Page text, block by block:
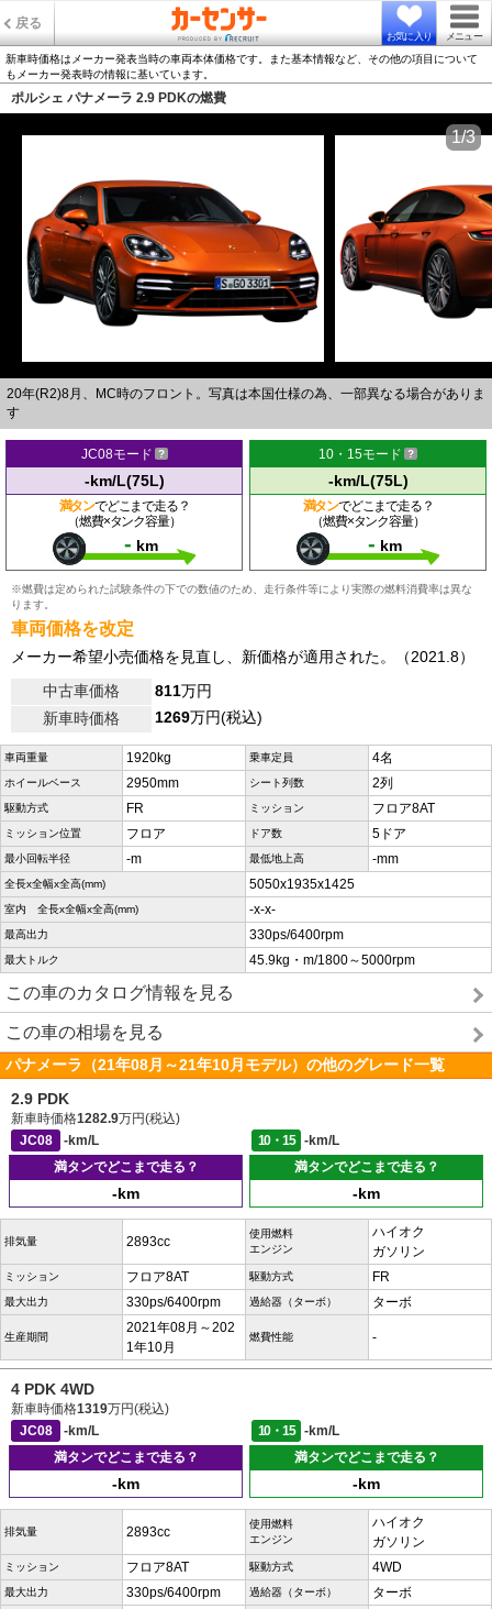
戻る
お気に入り メニュー
新車時価格はメーカー発表当時の車両本体価格です。また基本情報など、その他の項目について
もメーカー発表時の情報に基いています。
ポルシェ パナメーラ 2.9 PDKの燃費
20年(R2)8月、MC時のフロント。写真は本国仕様の為、一部異なる場合がありま
す
1/3
JC08モード
-km/L(75L)
満タンでどこまで走る？
（燃費×タンク容量）
- km
10・15モード
-km/L(75L)
満タンでどこまで走る？
（燃費×タンク容量）
- km
※燃費は定められた試験条件の下での数値のため、走行条件等により実際の燃料消費率は異な
ります。
車両価格を改定
メーカー希望小売価格を見直し、新価格が適用された。（2021.8）
中古車価格
811万円
新車時価格
1269万円(税込)
車両重量 1920kg 乗車定員 4名
ホイールベース 2950mm シート列数 2列
駆動方式 FR ミッション フロア8AT
ミッション位置 フロア ドア数 5ドア
最小回転半径 -m 最低地上高 -mm
全長x全幅x全高(mm) 5050x1935x1425
室内 全長x全幅x全高(mm) -x-x-
最高出力 330ps/6400rpm
最大トルク 45.9kg・m/1800～5000rpm
この車のカタログ情報を見る
この車の相場を見る
パナメーラ（21年08月～21年10月モデル）の他のグレード一覧
2.9 PDK
新車時価格1282.9万円(税込)
JC08
-km/L 10・15
-km/L
満タンでどこまで走る？
-km
満タンでどこまで走る？
-km
排気量 2893cc
使用燃料
エンジン
ハイオク
ガソリン
ミッション フロア8AT 駆動方式 FR
最大出力 330ps/6400rpm 過給器（ターボ） ターボ
生産期間
2021年08月～202
1年10月
燃費性能 -
4 PDK 4WD
新車時価格1319万円(税込)
JC08
-km/L 10・15
-km/L
満タンでどこまで走る？
-km
満タンでどこまで走る？
-km
排気量 2893cc
使用燃料
エンジン
ハイオク
ガソリン
ミッション フロア8AT 駆動方式 4WD
最大出力 330ps/6400rpm 過給器（ターボ） ターボ